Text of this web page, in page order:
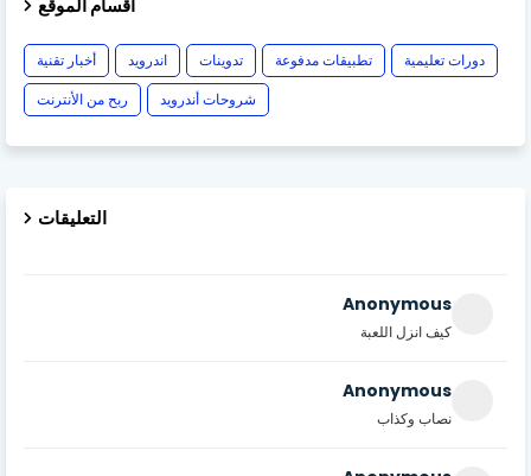
أقسام الموقع
أخبار تقنية اندرويد تدوينات تطبيقات مدفوعة
دورات تعليمية
ربح من الأنترنت
شروحات أندرويد
التعليقات
Anonymous
كيف انزل اللعبة
Anonymous
نصاب وكذاب